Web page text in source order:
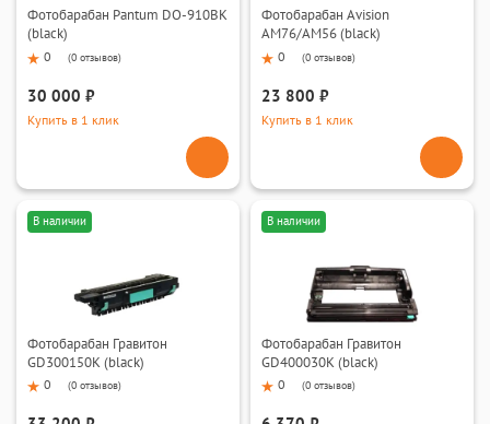
Фотобарабан Pantum DO-910BK
(black)
0 (0 отзывов)
30 000 ₽
Купить в 1 клик
Фотобарабан Avision
AM76/AM56 (black)
0 (0 отзывов)
23 800 ₽
Купить в 1 клик
В наличии
Фотобарабан Гравитон
GD300150K (black)
0 (0 отзывов)
В наличии
Фотобарабан Гравитон
GD400030K (black)
0 (0 отзывов)